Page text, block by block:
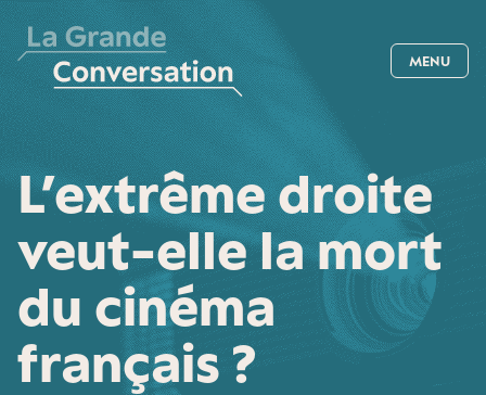
MENU
L’extrême droite
veut-elle la mort
du cinéma
français ?